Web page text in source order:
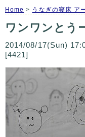
Home > うなぎの寝床 ア
ワンワンとう
2014/08/17(Sun)
[4421]